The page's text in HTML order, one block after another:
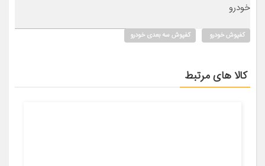
خودرو
کفپوش خودرو کفپوش سه بعدی خودرو
کالا های مرتبط